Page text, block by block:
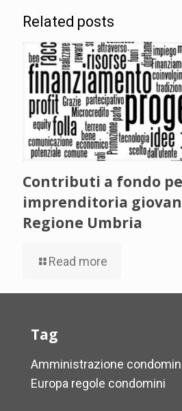
Related posts
Contributi a fondo
imprenditoria
Regione Umbria
Read more
Tag
Amministrazione
Europa regole condomini